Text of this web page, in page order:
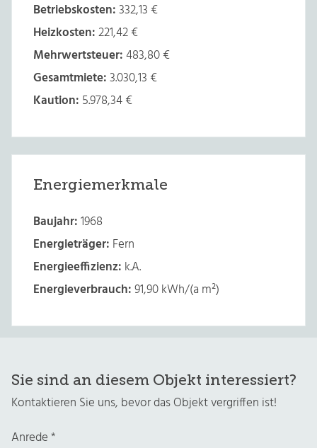
Betriebskosten:332,13 €
Heizkosten:221,42 €
Mehrwertsteuer:483,80 €
Gesamtmiete:3.030,13 €
Kaution: 5.978,34 €
Energiemerkmale
Baujahr:1968
Energieträger: Fern
Energieeffizienz: k.A.
Energieverbrauch:91,90 kWh/(a m²)
Sie sind an diesem Objekt interessiert?
Kontaktieren Sie uns, bevor das Objekt vergriffen ist!
Anrede*